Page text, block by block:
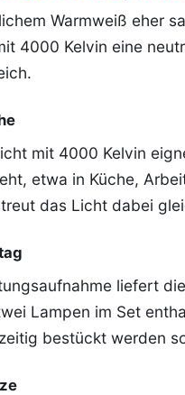
Warmweiß eher
4000 Kelvin eine
mit 4000 Kelvin
etwa in Küche,
das Licht dabei
liefert
Lampen im Set
bestückt werden